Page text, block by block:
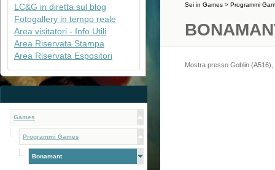
LC&G in diretta sul blog
Fotogallery in tempo reale
Area visitatori - Info Utili
Area Riservata Stampa
Area Riservata Espositori
Games
Programmi Games
Bonamant
Sei in Games > Programmi
Mostra presso Goblin